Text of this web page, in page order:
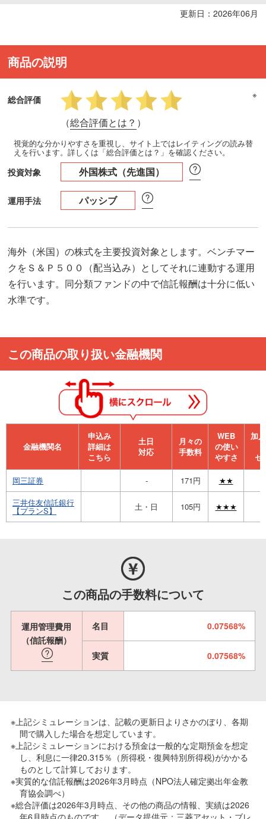
更新日：2026年06月
商品の説明
総合評価
（総合評価とは？ ）
※
視覚的な分かりやすさを重視し、サイト上ではレイティングの読み替
えを行います。詳しくは「総合評価とは？」を確認ください。
投資対象 外国株式（先進国）
運用手法 パッシブ
海外（米国）の株式を主要投資対象とします。ベンチマー
クをＳ＆Ｐ５００（配当込み）としてそれに連動する運用
を行います。同分類ファンドの中で信託報酬は十分に低い
水準です。
この商品の取り扱い金融機関
金融機関名
申込み
詳細は
こちら
⼟⽇
対応
月々の
手数料
WEB
の使い
やすさ
加
セ
岡三証券 - 171円
★★
三井住友信託銀行
【プランS】 土・日 105円 ★★★
この商品の手数料について
運用管理費用
（信託報酬）
名目 0.07568%
実質 0.07568%
※上記シミュレーションは、記載の更新日よりさかのぼり、各期
間で購入した場合を想定しています。
※上記シミュレーションにおける預金は一般的な定期預金を想定
し、利息に一律20.315％（所得税・復興特別所得税)がかかる
ものとして計算しております。
※実質的な信託報酬は2026年3月時点（NPO法人確定拠出年金教
育協会調べ）
※総合評価は2026年3月時点、その他の商品の情報、実績は2026
年6月時点のものです。 （データ提供元：三菱アセット・ブレ